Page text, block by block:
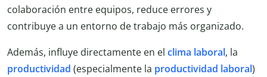
colaboración entre equipos, reduce errores y
contribuye a un entorno de trabajo más organizado.
Además, influye directamente en el clima laboral, la
productividad (especialmente la productividad laboral)